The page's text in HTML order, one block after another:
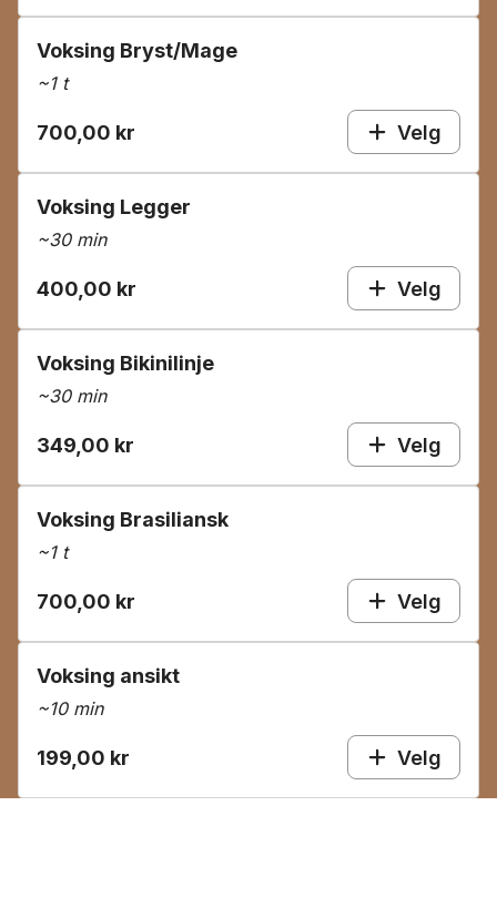
Voksing Bryst/Mage
~1 t
700,00 kr Velg
Voksing Legger
~30 min
400,00 kr Velg
Voksing Bikinilinje
~30 min
349,00 kr Velg
Voksing Brasiliansk
~1 t
700,00 kr Velg
Voksing ansikt
~10 min
199,00 kr Velg